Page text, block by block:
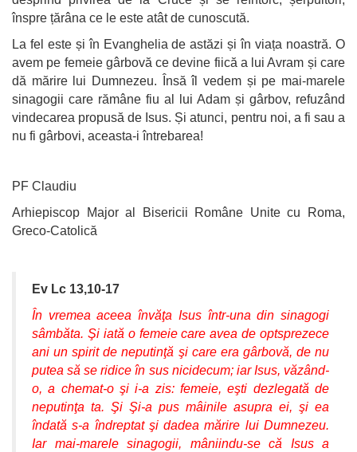
înspre țărâna ce le este atât de cunoscută.
La fel este și în Evanghelia de astăzi și în viața noastră. O
avem pe femeie gârbovă ce devine fiică a lui Avram și care
dă mărire lui Dumnezeu. Însă îl vedem și pe mai-marele
sinagogii care rămâne fiu al lui Adam și gârbov, refuzând
vindecarea propusă de Isus. Și atunci, pentru noi, a fi sau a
nu fi gârbovi, aceasta-i întrebarea!
PF Claudiu
Arhiepiscop Major al Bisericii Române Unite cu Roma,
Greco-Catolică
Ev Lc 13,10-17
În vremea aceea învăţa Isus într-una din sinagogi
sâmbăta. Şi iată o femeie care avea de optsprezece
ani un spirit de neputinţă şi care era gârbovă, de nu
putea să se ridice în sus nicidecum; iar Isus, văzând-
o, a chemat-o şi i-a zis: femeie, eşti dezlegată de
neputinţa ta. Şi Şi-a pus mâinile asupra ei, şi ea
îndată s-a îndreptat şi dadea mărire lui Dumnezeu.
Iar mai-marele sinagogii, mâniindu-se că Isus a